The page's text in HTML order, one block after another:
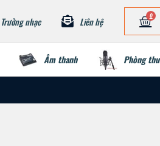
Trường nhạc Liên hệ 0
Âm thanh Phòng thu